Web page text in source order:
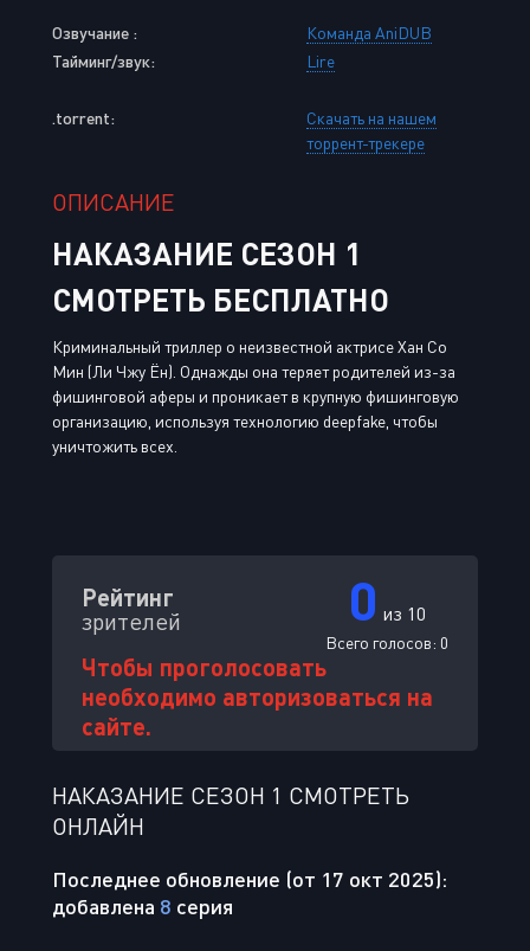
Озвучание :
Команда AniDUB
Тайминг/звук:
Lire
.torrent:
Скачать на нашем
торрент-трекере
ОПИСАНИЕ
НАКАЗАНИЕ СЕЗОН 1
СМОТРЕТЬ БЕСПЛАТНО
Криминальный триллер о неизвестной актрисе Хан Со
Мин (Ли Чжу Ён). Однажды она теряет родителей из-за
фишинговой аферы и проникает в крупную фишинговую
организацию, используя технологию deepfake, чтобы
уничтожить всех.
Рейтинг
зрителей 0 из 10
Всего голосов: 0
Чтобы проголосовать
необходимо авторизоваться на
сайте.
НАКАЗАНИЕ СЕЗОН 1 СМОТРЕТЬ
ОНЛАЙН
Последнее обновление (от 17 окт 2025):
добавлена 8 серия